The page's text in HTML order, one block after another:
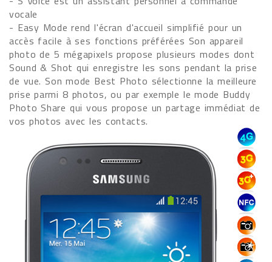
vocale
- Easy Mode rend l'écran d'accueil simplifié pour un
accès facile à ses fonctions préférées Son appareil
photo de 5 mégapixels propose plusieurs modes dont
Sound & Shot qui enregistre les sons pendant la prise
de vue. Son mode Best Photo sélectionne la meilleure
prise parmi 8 photos, ou par exemple le mode Buddy
Photo Share qui vous propose un partage immédiat de
vos photos avec les contacts.